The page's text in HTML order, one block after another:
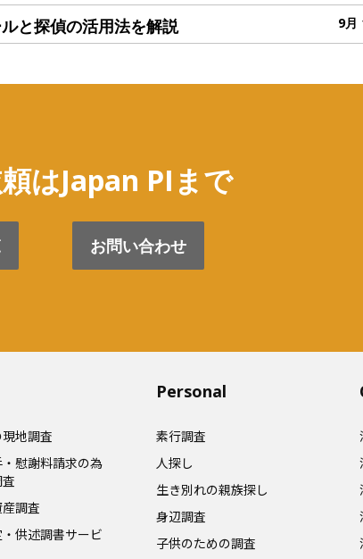
と探偵の活用法を解説 9月
はJapan PIまで
お問い合わせ
地調査
慰謝料請求の為
調査
供述調書サービ
Personal
素行調査
人探し
生き別れの親族探し
身辺調査
子供のための調査